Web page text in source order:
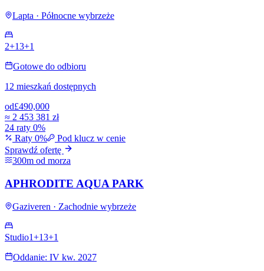
Lapta · Północne wybrzeże
2+13+1
Gotowe do odbioru
12 mieszkań dostępnych
od£490,000
≈ 2 453 381 zł
24 raty 0%
Raty 0%
Pod klucz w cenie
Sprawdź ofertę
300m od morza
APHRODITE AQUA PARK
Gaziveren · Zachodnie wybrzeże
Studio1+13+1
Oddanie: IV kw. 2027